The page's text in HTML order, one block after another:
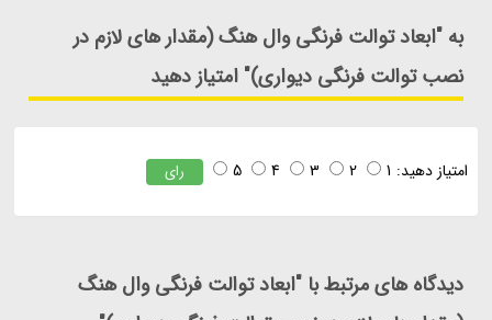
به "ابعاد توالت فرنگی وال هنگ (مقدار های لازم در
نصب توالت فرنگی دیواری)" امتیاز دهید
امتیاز دهید: 1
2
3
4
5 رای
دیدگاه های مرتبط با "ابعاد توالت فرنگی وال هنگ